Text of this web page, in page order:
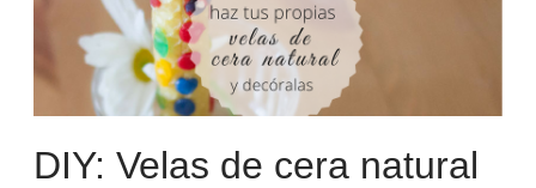
DIY: Velas de cera natural